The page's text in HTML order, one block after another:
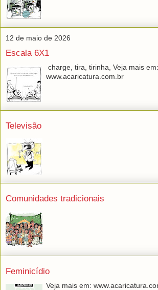
12 de maio de 2026
Escala 6X1
charge, tira, tirinha, Veja mais em:
www.acaricatura.com.br
Televisão
Comunidades tradicionais
Feminicídio
Veja mais em: